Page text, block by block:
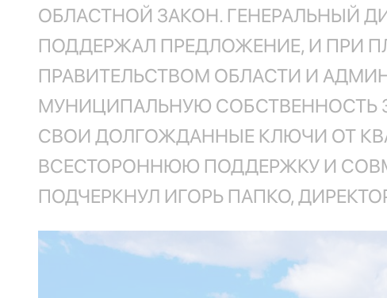
ОБЛАСТНОЙ ЗАКОН. ГЕНЕРАЛЬНЫЙ
ПОДДЕРЖАЛ ПРЕДЛОЖЕНИЕ, И ПРИ
ПРАВИТЕЛЬСТВОМ ОБЛАСТИ И
МУНИЦИПАЛЬНУЮ СОБСТВЕННОСТЬ
СВОИ ДОЛГОЖДАННЫЕ КЛЮЧИ ОТ
ВСЕСТОРОННЮЮ ПОДДЕРЖКУ И
ПОДЧЕРКНУЛ ИГОРЬ ПАПКО,